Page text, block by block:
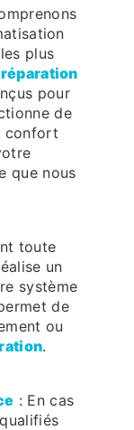
plus
réparation
pour
de
confort
que nous
toute
un
système
de
ou
.
: En cas